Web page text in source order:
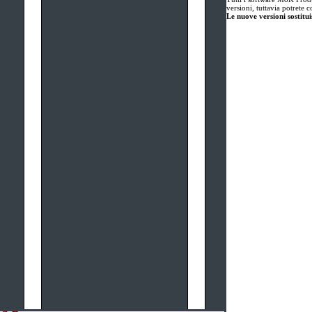
versioni, tuttavia potrete
Le nuove versioni